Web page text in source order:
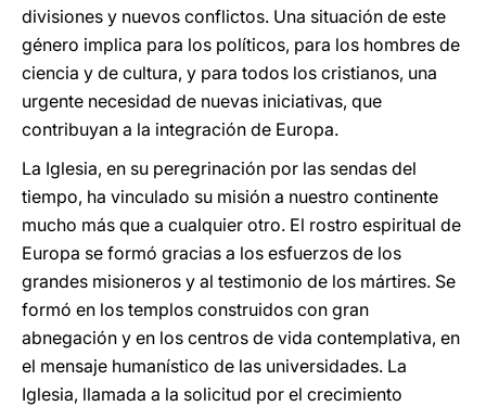
divisiones y nuevos conflictos. Una situación de este
género implica para los políticos, para los hombres de
ciencia y de cultura, y para todos los cristianos, una
urgente necesidad de nuevas iniciativas, que
contribuyan a la integración de Europa.
La Iglesia, en su peregrinación por las sendas del
tiempo, ha vinculado su misión a nuestro continente
mucho más que a cualquier otro. El rostro espiritual de
Europa se formó gracias a los esfuerzos de los
grandes misioneros y al testimonio de los mártires. Se
formó en los templos construidos con gran
abnegación y en los centros de vida contemplativa, en
el mensaje humanístico de las universidades. La
Iglesia, llamada a la solicitud por el crecimiento